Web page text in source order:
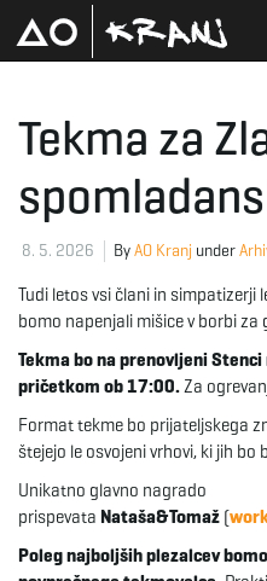
Tekma za
8. 5. 2026 ByAO Kranj under
Tudi letos vsi člani in simpatizerji
bomo napenjali mišice v borbi za
Tekma bo na prenovljeni
pričetkom ob 17:00.Za
Format tekme bo prijateljskega
štejejo le osvojeni vrhovi, ki jih bo
Unikatno glavno nagrado
prispevata Nataša&Tomaž (
Poleg najboljših plezalcev